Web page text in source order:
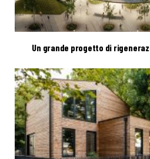
Un grande progetto di